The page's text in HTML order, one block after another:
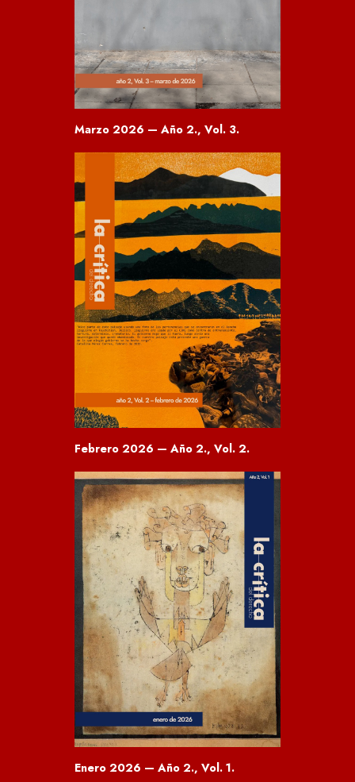
Marzo 2026 — Año 2., Vol. 3.
Febrero 2026 — Año 2., Vol. 2.
Enero 2026 — Año 2., Vol. 1.